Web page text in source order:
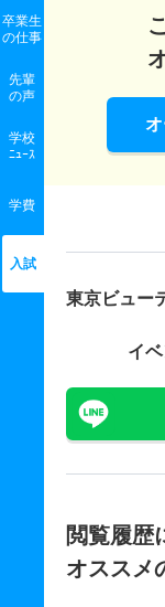
卒業生
の仕事
先輩
の声
学校
ﾆｭｰｽ
学費
入試
東京ビュー
イ
閲覧履歴
オススメ